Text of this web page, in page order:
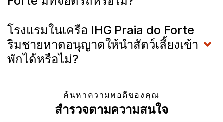
โรงแรมในเครือ IHG Praia do Forte
ริมชายหาดอนุญาตให้นำสัตว์เลี้ยงเข้า
พักได้หรือไม่?
ค้นหาความพอดีของคุณ
สำรวจตามความสนใจ